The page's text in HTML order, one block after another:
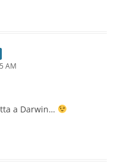
AM
a Darwin…